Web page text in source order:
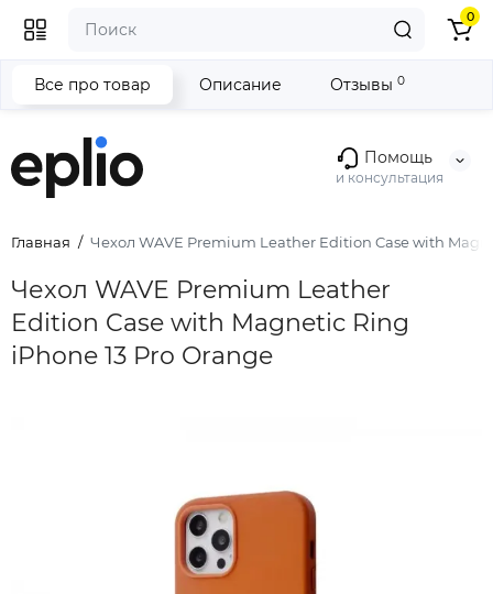
Помощь
и консультация
0
Главная Чехол WAVE Premium Leather Edition Case with
Чехол WAVE Premium Leather
Edition Case with Magnetic Ring
iPhone 13 Pro Orange
Все про товар Описание Отзывы 0